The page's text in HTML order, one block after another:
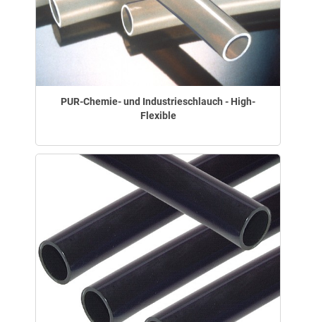
PUR-Chemie- und Industrieschlauch - High-
Flexible